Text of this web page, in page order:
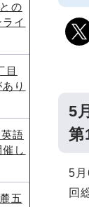
5
第
5
回
の
イ
目
り
語
し
五